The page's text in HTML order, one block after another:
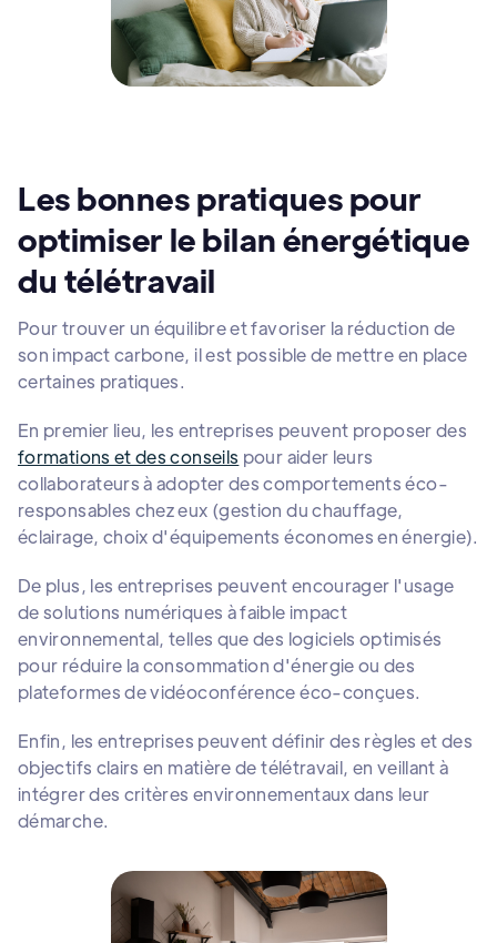
Les bonnes pratiques pour
optimiser le bilan énergétique
du télétravail
Pour trouver un équilibre et favoriser la réduction de
son impact carbone, il est possible de mettre en place
certaines pratiques.
En premier lieu, les entreprises peuvent proposer des
formations et des conseils pour aider leurs
collaborateurs à adopter des comportements éco-
responsables chez eux (gestion du chauffage,
éclairage, choix d'équipements économes en énergie).
De plus, les entreprises peuvent encourager l'usage
de solutions numériques à faible impact
environnemental, telles que des logiciels optimisés
pour réduire la consommation d'énergie ou des
plateformes de vidéoconférence éco-conçues.
Enfin, les entreprises peuvent définir des règles et des
objectifs clairs en matière de télétravail, en veillant à
intégrer des critères environnementaux dans leur
démarche.